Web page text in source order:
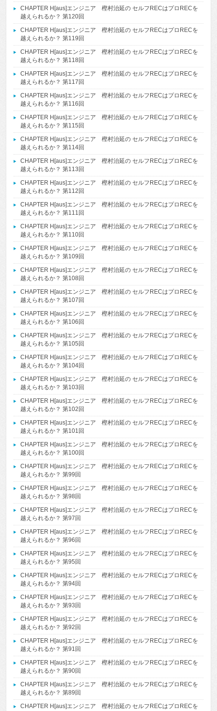
CHAPTER H[aus]エンジニア 樫村治延の セルフRECはプロRECを
越えられるか？ 第120回
CHAPTER H[aus]エンジニア 樫村治延の セルフRECはプロRECを
越えられるか？ 第119回
CHAPTER H[aus]エンジニア 樫村治延の セルフRECはプロRECを
越えられるか？ 第118回
CHAPTER H[aus]エンジニア 樫村治延の セルフRECはプロRECを
越えられるか？ 第117回
CHAPTER H[aus]エンジニア 樫村治延の セルフRECはプロRECを
越えられるか？ 第116回
CHAPTER H[aus]エンジニア 樫村治延の セルフRECはプロRECを
越えられるか？ 第115回
CHAPTER H[aus]エンジニア 樫村治延の セルフRECはプロRECを
越えられるか？ 第114回
CHAPTER H[aus]エンジニア 樫村治延の セルフRECはプロRECを
越えられるか？ 第113回
CHAPTER H[aus]エンジニア 樫村治延の セルフRECはプロRECを
越えられるか？ 第112回
CHAPTER H[aus]エンジニア 樫村治延の セルフRECはプロRECを
越えられるか？ 第111回
CHAPTER H[aus]エンジニア 樫村治延の セルフRECはプロRECを
越えられるか？ 第110回
CHAPTER H[aus]エンジニア 樫村治延の セルフRECはプロRECを
越えられるか？ 第109回
CHAPTER H[aus]エンジニア 樫村治延の セルフRECはプロRECを
越えられるか？ 第108回
CHAPTER H[aus]エンジニア 樫村治延の セルフRECはプロRECを
越えられるか？ 第107回
CHAPTER H[aus]エンジニア 樫村治延の セルフRECはプロRECを
越えられるか？ 第106回
CHAPTER H[aus]エンジニア 樫村治延の セルフRECはプロRECを
越えられるか？ 第105回
CHAPTER H[aus]エンジニア 樫村治延の セルフRECはプロRECを
越えられるか？ 第104回
CHAPTER H[aus]エンジニア 樫村治延の セルフRECはプロRECを
越えられるか？ 第103回
CHAPTER H[aus]エンジニア 樫村治延の セルフRECはプロRECを
越えられるか？ 第102回
CHAPTER H[aus]エンジニア 樫村治延の セルフRECはプロRECを
越えられるか？ 第101回
CHAPTER H[aus]エンジニア 樫村治延の セルフRECはプロRECを
越えられるか？ 第100回
CHAPTER H[aus]エンジニア 樫村治延の セルフRECはプロRECを
越えられるか？ 第99回
CHAPTER H[aus]エンジニア 樫村治延の セルフRECはプロRECを
越えられるか？ 第98回
CHAPTER H[aus]エンジニア 樫村治延の セルフRECはプロRECを
越えられるか？ 第97回
CHAPTER H[aus]エンジニア 樫村治延の セルフRECはプロRECを
越えられるか？ 第96回
CHAPTER H[aus]エンジニア 樫村治延の セルフRECはプロRECを
越えられるか？ 第95回
CHAPTER H[aus]エンジニア 樫村治延の セルフRECはプロRECを
越えられるか？ 第94回
CHAPTER H[aus]エンジニア 樫村治延の セルフRECはプロRECを
越えられるか？ 第93回
CHAPTER H[aus]エンジニア 樫村治延の セルフRECはプロRECを
越えられるか？ 第92回
CHAPTER H[aus]エンジニア 樫村治延の セルフRECはプロRECを
越えられるか？ 第91回
CHAPTER H[aus]エンジニア 樫村治延の セルフRECはプロRECを
越えられるか？ 第90回
CHAPTER H[aus]エンジニア 樫村治延の セルフRECはプロRECを
越えられるか？ 第89回
CHAPTER H[aus]エンジニア 樫村治延の セルフRECはプロRECを